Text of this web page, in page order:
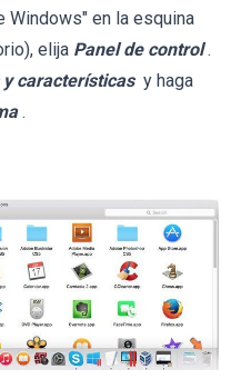
Windows" en la esquina
elija Panel de control .
características y haga
.